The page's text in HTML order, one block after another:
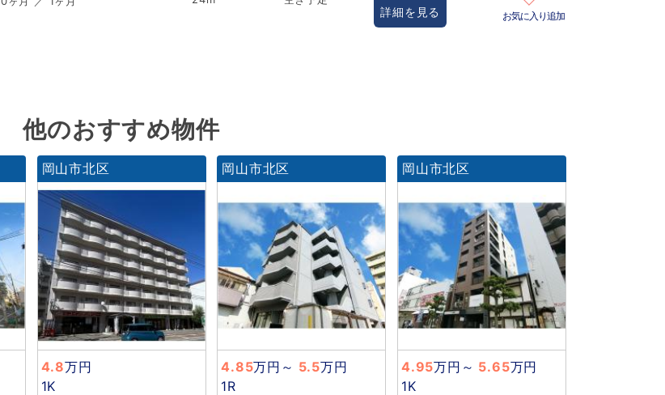
詳細を見る お気に入り追加
他のおすすめ物件
岡山市北区
4.8万円
1K
岡山市北区
4.85万円 ～ 5.5万円
1R
岡山市北区
4.95万円 ～ 5.65万円
1K